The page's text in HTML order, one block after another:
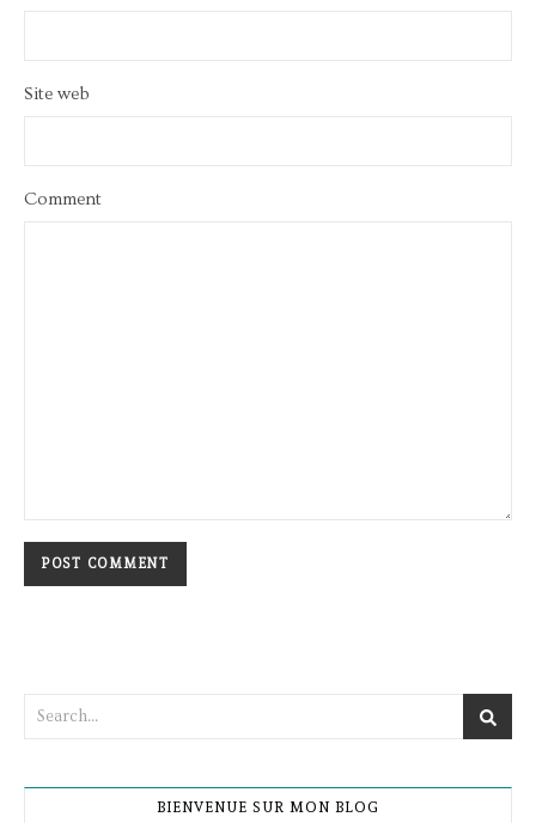
Site web
Comment
BIENVENUE SUR MON BLOG